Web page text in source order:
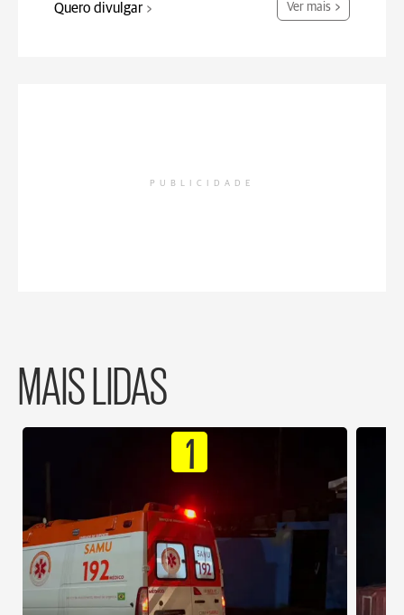
Quero divulgar Ver mais
PUBLICIDADE
MAIS LIDAS
1